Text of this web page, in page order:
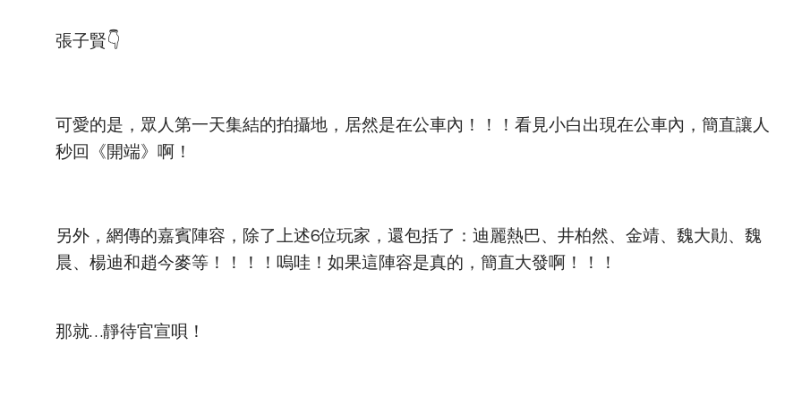
張子賢👇
可愛的是，眾人第一天集結的拍攝地，居然是在公車內！！！看見小白出現在公車內，簡直讓人
秒回《開端》啊！
另外，網傳的嘉賓陣容，除了上述6位玩家，還包括了：迪麗熱巴、井柏然、金靖、魏大勛、魏
晨、楊迪和趙今麥等！！！！嗚哇！如果這陣容是真的，簡直大發啊！！！
那就…靜待官宣唄！